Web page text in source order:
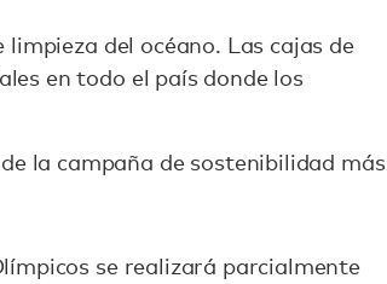
del océano. Las cajas de
en todo el país donde los
la campaña de sostenibilidad más
se realizará parcialmente